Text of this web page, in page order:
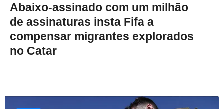
Abaixo-assinado com um milhão
de assinaturas insta Fifa a
compensar migrantes explorados
no Catar